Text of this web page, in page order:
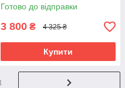
Готово до відправки
3 800 ₴ 4 325 ₴
Купити